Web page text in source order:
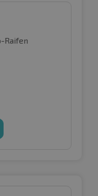
Raifen